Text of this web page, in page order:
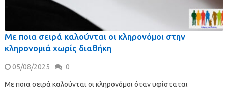
Με ποια σειρά καλούνται οι κληρονόμοι στην
κληρονομιά χωρίς διαθήκη
05/08/2025 0
Με ποια σειρά καλούνται οι κληρονόμοι όταν υφίσταται